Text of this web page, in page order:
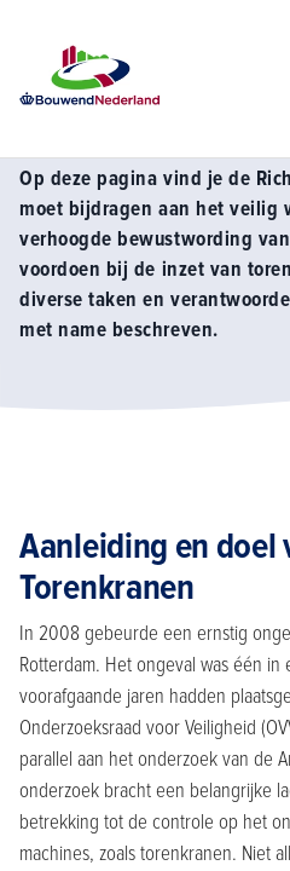
Vereniging
Op deze pagina vind je de
moet bijdragen aan het veilig
verhoogde bewustwording
voordoen bij de inzet van
diverse taken en
met name beschreven.
Aanleiding en doel
Torenkranen
In 2008 gebeurde een ernstig
Rotterdam. Het ongeval was één
voorafgaande jaren hadden
Onderzoeksraad voor Veiligheid
parallel aan het onderzoek van de
onderzoek bracht een belangrijke
betrekking tot de controle op het
machines, zoals torenkranen. Niet